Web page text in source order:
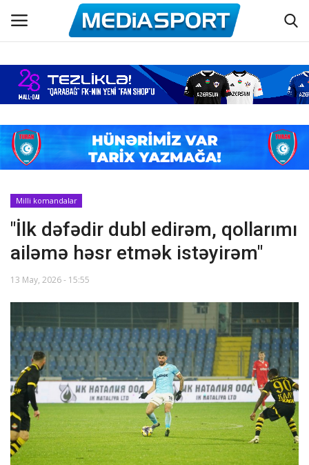
Əsas
Azərbaycan futbolu
Maraqlı
Əlaqə
Haqqımızda
Dünya futbolu
Hadisə
Olimpiada
Layihə
Formula 1
Milli komandalar
"İlk dəfədir dubl edirəm, qollarımı
ailəmə həsr etmək istəyirəm"
13 May, 2026 - 15:55